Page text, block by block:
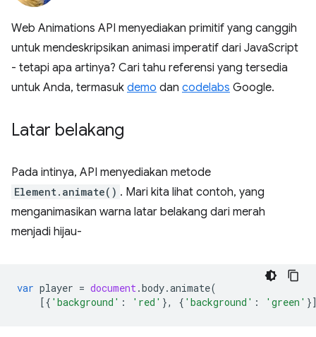
Web Animations API menyediakan primitif yang canggih
untuk mendeskripsikan animasi imperatif dari JavaScript
- tetapi apa artinya? Cari tahu referensi yang tersedia
untuk Anda, termasuk demo dan codelabs Google.
Latar belakang
Pada intinya, API menyediakan metode
Element.animate() . Mari kita lihat contoh, yang
menganimasikan warna latar belakang dari merah
menjadi hijau-
var player = document.body.animate(
[{ 'background' : 'red' }, { 'background' : 'green'